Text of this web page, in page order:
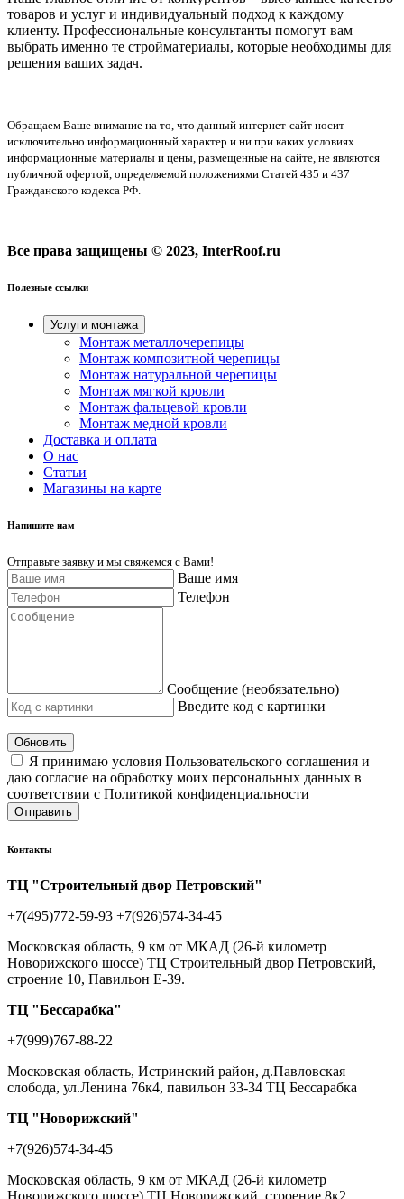
товаров и услуг и индивидуальный подход к каждому
клиенту. Профессиональные консультанты помогут вам
выбрать именно те стройматериалы, которые необходимы для
решения ваших задач.
Обращаем Ваше внимание на то, что данный интернет-сайт носит
исключительно информационный характер и ни при каких условиях
информационные материалы и цены, размещенные на сайте, не являются
публичной офертой, определяемой положениями Статей 435 и 437
Гражданского кодекса РФ.
Все права защищены © 2023, InterRoof.ru
Полезные ссылки
Услуги монтажа
Монтаж металлочерепицы
Монтаж композитной черепицы
Монтаж натуральной черепицы
Монтаж мягкой кровли
Монтаж фальцевой кровли
Монтаж медной кровли
Доставка и оплата
О нас
Cтатьи
Магазины на карте
Напишите нам
Отправьте заявку и мы свяжемся с Вами!
Ваше имя
Телефон
Сообщение (необязательно)
Введите код с картинки
Обновить
Я принимаю условия Пользовательского соглашения и
даю согласие на обработку моих персональных данных в
соответствии с Политикой конфиденциальности
Отправить
Контакты
ТЦ "Строительный двор Петровский"
+7(495)772-59-93 +7(926)574-34-45
Московская область, 9 км от МКАД (26-й километр
Новорижского шоссе) ТЦ Строительный двор Петровский,
строение 10, Павильон Е-39.
ТЦ "Бессарабка"
+7(999)767-88-22
Московская область, Истринский район, д.Павловская
слобода, ул.Ленина 76к4, павильон 33-34 ТЦ Бессарабка
ТЦ "Новорижский"
+7(926)574-34-45
Московская область, 9 км от МКАД (26-й километр
Новорижского шоссе) ТЦ Новорижский, строение 8к2,